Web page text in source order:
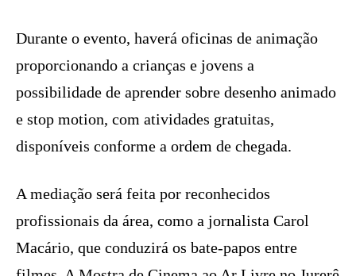
Durante o evento, haverá oficinas de animação
proporcionando a crianças e jovens a
possibilidade de aprender sobre desenho animado
e stop motion, com atividades gratuitas,
disponíveis conforme a ordem de chegada.
A mediação será feita por reconhecidos
profissionais da área, como a jornalista Carol
Macário, que conduzirá os bate-papos entre